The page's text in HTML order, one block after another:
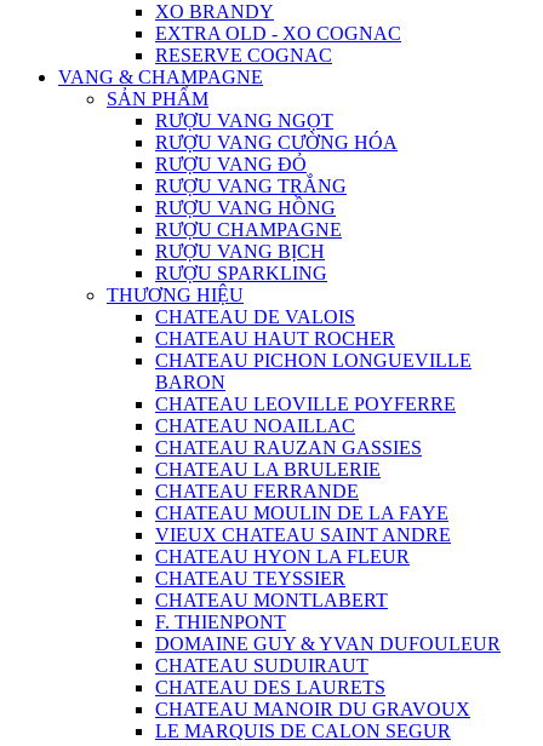
XO BRANDY
EXTRA OLD - XO COGNAC
RESERVE COGNAC
VANG & CHAMPAGNE
SẢN PHẨM
RƯỢU VANG NGỌT
RƯỢU VANG CƯỜNG HÓA
RƯỢU VANG ĐỎ
RƯỢU VANG TRẮNG
RƯỢU VANG HỒNG
RƯỢU CHAMPAGNE
RƯỢU VANG BỊCH
RƯỢU SPARKLING
THƯƠNG HIỆU
CHATEAU DE VALOIS
CHATEAU HAUT ROCHER
CHATEAU PICHON LONGUEVILLE
BARON
CHATEAU LEOVILLE POYFERRE
CHATEAU NOAILLAC
CHATEAU RAUZAN GASSIES
CHATEAU LA BRULERIE
CHATEAU FERRANDE
CHATEAU MOULIN DE LA FAYE
VIEUX CHATEAU SAINT ANDRE
CHATEAU HYON LA FLEUR
CHATEAU TEYSSIER
CHATEAU MONTLABERT
F. THIENPONT
DOMAINE GUY & YVAN DUFOULEUR
CHATEAU SUDUIRAUT
CHATEAU DES LAURETS
CHATEAU MANOIR DU GRAVOUX
LE MARQUIS DE CALON SEGUR